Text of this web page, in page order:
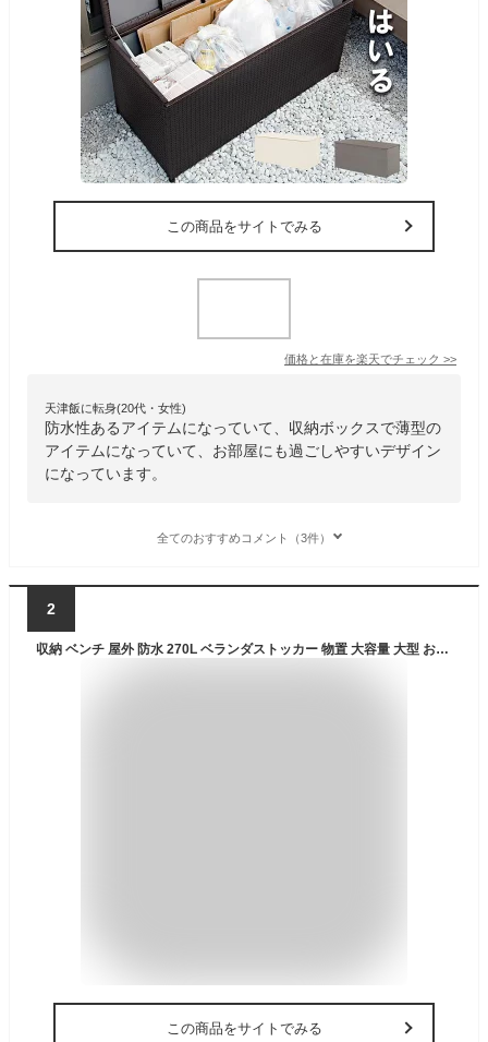
この商品をサイトでみる
価格と在庫を楽天でチェック >>
天津飯に転身(20代・女性)
防水性あるアイテムになっていて、収納ボックスで薄型の
アイテムになっていて、お部屋にも過ごしやすいデザイン
になっています。
全てのおすすめコメント（3件）
2
収納 ベンチ 屋外 防水 270L ベランダストッカー 物置 大容量 大型 おしゃれ ごみ箱 ゴミ箱 ダストボックス マルチボックス ガーデン ベランダ ブラック メーカー直送
この商品をサイトでみる